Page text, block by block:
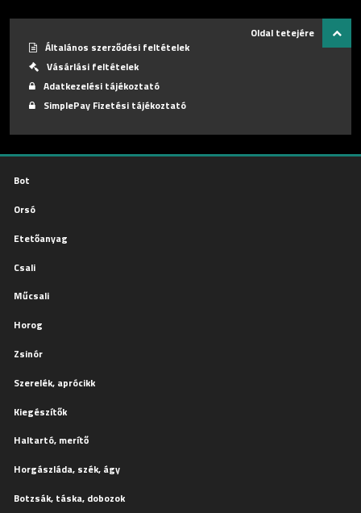
Általános szerződési feltételek
Vásárlási feltételek
Adatkezelési tájékoztató
SimplePay Fizetési tájékoztató
Oldal tetejére
Bot
Orsó
Etetőanyag
Csali
Műcsali
Horog
Zsinór
Szerelék, aprócikk
Kiegészítők
Haltartó, merítő
Horgászláda, szék, ágy
Botzsák, táska, dobozok